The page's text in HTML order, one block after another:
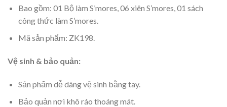
Bao gồm: 01 Bộ làm S’mores, 06 xiên S’mores, 01 sách
công thức làm S’mores.
Mã sản phẩm: ZK198.
Vệ sinh & bảo quản:
Sản phẩm dễ dàng vệ sinh bằng tay.
Bảo quản nơi khô ráo thoáng mát.